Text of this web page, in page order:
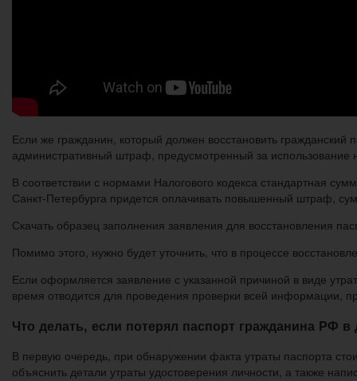
Если же гражданин, который должен восстановить гражданский
административный штраф, предусмотренный за использование
В соответствии с нормами Налогового кодекса стандартная
Санкт-Петербурга придется оплачивать повышенный штраф,
Скачать образец заполнения заявления для восстановления
Помимо этого, нужно будет уточнить, что в процессе
Если оформляется заявление с указанной причиной в виде
время отводится для проведения проверки всей информации,
Что делать, если потерял паспорт гражданина РФ в
В первую очередь, при обнаружении факта утраты паспорта
объяснить детали утраты удостоверения личности, а также